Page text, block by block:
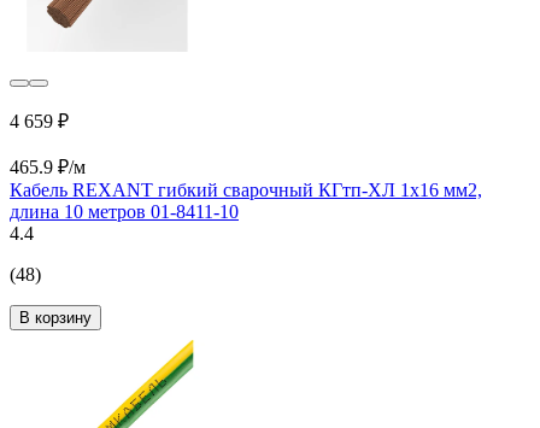
4 659 ₽
465.9 ₽/м
Кабель REXANT гибкий сварочный КГтп-ХЛ 1х16 мм2,
длина 10 метров 01-8411-10
4.4
(48)
В корзину